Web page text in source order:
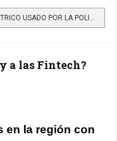
a las Fintech?
en la región con